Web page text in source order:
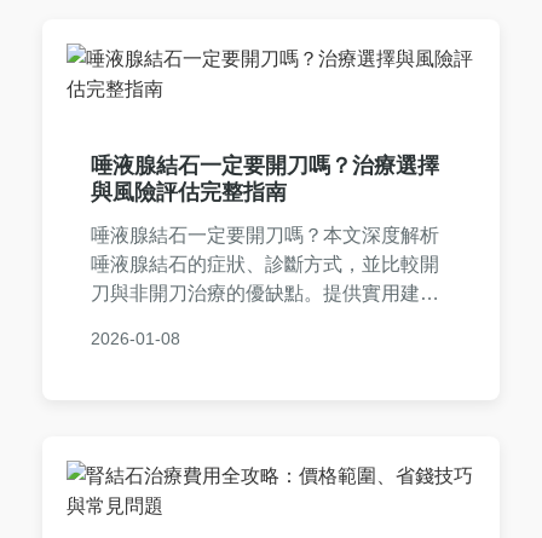
唾液腺結石一定要開刀嗎？治療選擇
與風險評估完整指南
唾液腺結石一定要開刀嗎？本文深度解析
唾液腺結石的症狀、診斷方式，並比較開
刀與非開刀治療的優缺點。提供實用建議
不必要的風險。了解何時必須開刀，何時
2026-01-08